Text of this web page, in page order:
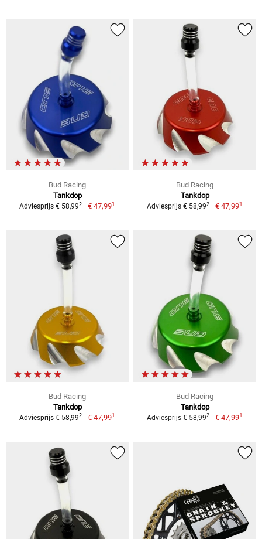
Bud Racing
Tankdop
Adviesprijs € 58,992 € 47,991
Bud Racing
Tankdop
Adviesprijs € 58,992 € 47,991
Bud Racing
Tankdop
Adviesprijs € 58,992 € 47,991
Bud Racing
Tankdop
Adviesprijs € 58,992 € 47,991